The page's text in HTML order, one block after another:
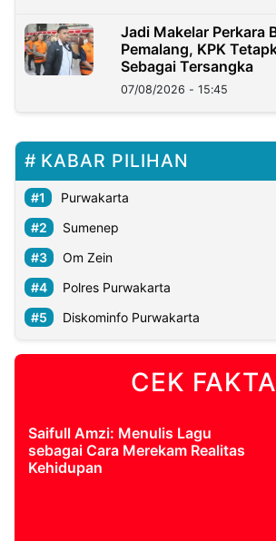
Jadi Makelar Perkara
Pemalang, KPK
Sebagai Tersangka
07/08/2026 - 15:45
KABAR PILIHAN
Purwakarta
Sumenep
Om Zein
Polres Purwakarta
Diskominfo Purwakarta
CEK FAKTA
Saifull Amzi: Menulis Lagu
sebagai Cara Merekam Realitas
Kehidupan